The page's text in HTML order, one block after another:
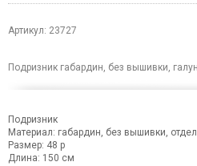
Артикул: 23727
Подризник габардин, без вышивки,
Подризник
Материал: габардин, без вышивки,
Размер: 48 р
Длина: 150 см